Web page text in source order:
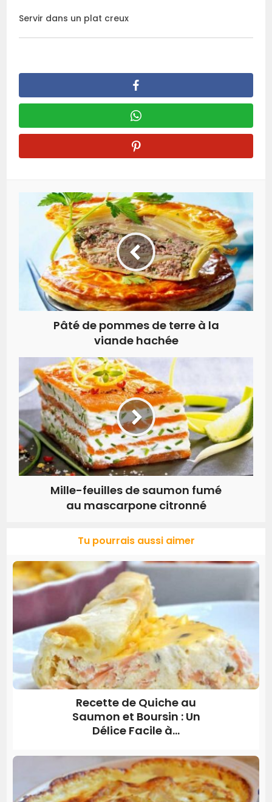
Servir dans un plat creux
Pâté de pommes de terre à la
viande hachée
Mille-feuilles de saumon fumé
au mascarpone citronné
Tu pourrais aussi aimer
Recette de Quiche au
Saumon et Boursin : Un
Délice Facile à...